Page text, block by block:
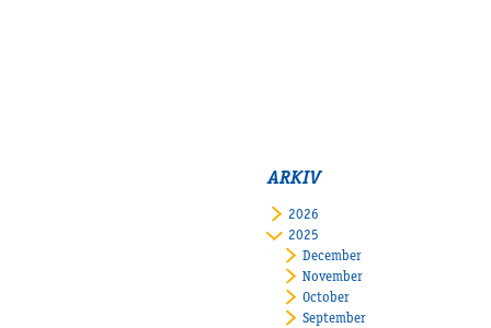
ARKIV
2026
2025
December
November
October
September